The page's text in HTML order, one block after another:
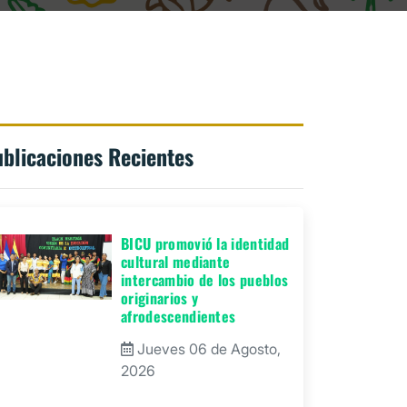
Recientes
BICU promovió la identidad
cultural mediante
intercambio de los pueblos
originarios y
afrodescendientes
Jueves 06 de Agosto,
2026